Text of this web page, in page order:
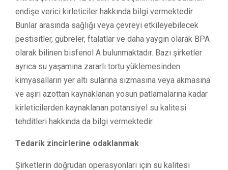
endişe verici kirleticiler hakkında bilgi vermektedir.
Bunlar arasında sağlığı veya çevreyi etkileyebilecek
pestisitler, gübreler, ftalatlar ve daha yaygın olarak BPA
olarak bilinen bisfenol A bulunmaktadır. Bazı şirketler
ayrıca su yaşamına zararlı tortu yüklemesinden
kimyasalların yer altı sularına sızmasına veya akmasına
ve aşırı azottan kaynaklanan yosun patlamalarına kadar
kirleticilerden kaynaklanan potansiyel su kalitesi
tehditleri hakkında da bilgi vermektedir.
Tedarik zincirlerine odaklanmak
Şirketlerin doğrudan operasyonları için su kalitesi